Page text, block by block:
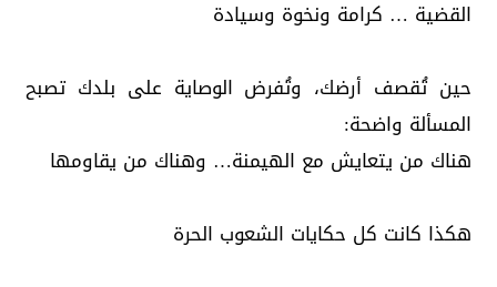
القضية … كرامة ونخوة وسيادة
حين تُقصف أرضك، وتُفرض الوصاية على بلدك تصبح
المسألة واضحة:
هناك من يتعايش مع الهيمنة… وهناك من يقاومها
هكذا كانت كل حكايات الشعوب الحرة